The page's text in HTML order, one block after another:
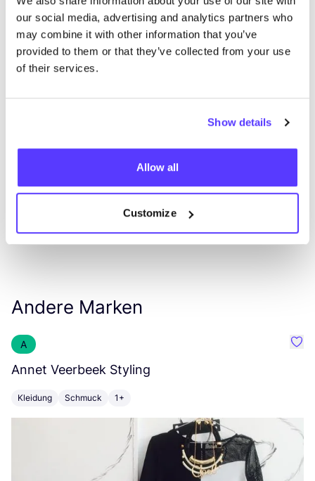
our social media, advertising and analytics partners who
may combine it with other information that you’ve
provided to them or that they’ve collected from your use
of their services.
Show details
Allow all
Customize
Andere Marken
A
Annet Veerbeek Styling
Kleidung Schmuck 1+